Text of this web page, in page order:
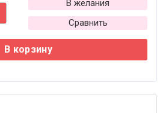
В желания
Сравнить
В корзину